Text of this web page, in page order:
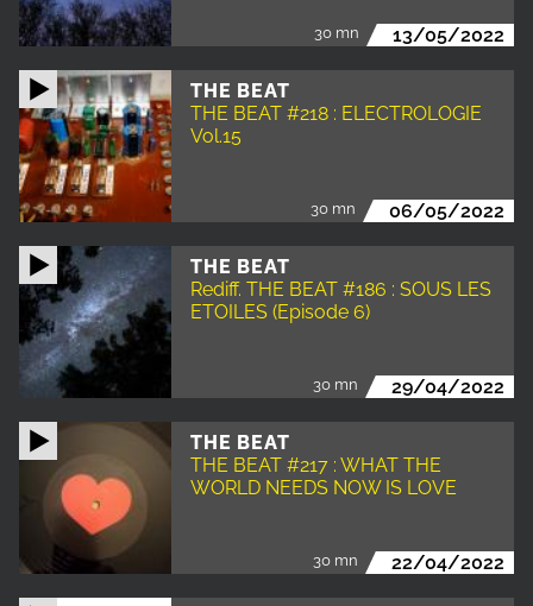
30 mn 13/05/2022
THE BEAT
THE BEAT #218 : ELECTROLOGIE
Vol.15
30 mn 06/05/2022
THE BEAT
Rediff. THE BEAT #186 : SOUS LES
ETOILES (Episode 6)
30 mn 29/04/2022
THE BEAT
THE BEAT #217 : WHAT THE
WORLD NEEDS NOW IS LOVE
30 mn 22/04/2022